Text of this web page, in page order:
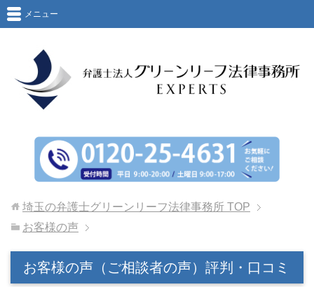
メニュー
埼玉の弁護士グリーンリーフ法律事務所 TOP
お客様の声
お客様の声（ご相談者の声）評判・口コミ